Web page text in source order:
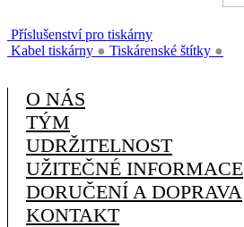
Příslušenství pro tiskárny
Kabel tiskárny ● Tiskárenské štítky ●
O NÁS
TÝM
UDRŽITELNOST
UŽITEČNÉ INFORMACE
DORUČENÍ A DOPRAVA
KONTAKT